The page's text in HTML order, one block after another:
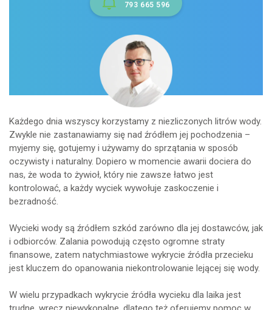
793 665 596
Każdego dnia wszyscy korzystamy z niezliczonych litrów wody.
Zwykle nie zastanawiamy się nad źródłem jej pochodzenia –
myjemy się, gotujemy i używamy do sprzątania w sposób
oczywisty i naturalny. Dopiero w momencie awarii dociera do
nas, że woda to żywioł, który nie zawsze łatwo jest
kontrolować, a każdy wyciek wywołuje zaskoczenie i
bezradność.
Wycieki wody są źródłem szkód zarówno dla jej dostawców, jak
i odbiorców. Zalania powodują często ogromne straty
finansowe, zatem natychmiastowe wykrycie źródła przecieku
jest kluczem do opanowania niekontrolowanie lejącej się wody.
W wielu przypadkach wykrycie źródła wycieku dla laika jest